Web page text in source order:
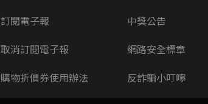
訂閱電子報
取消訂閱電子報
購物折價券使用辦法
中獎公告
網路安全標章
反詐騙小叮嚀